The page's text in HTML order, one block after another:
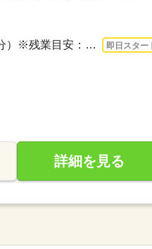
長期 即日〜 / 【日勤】7：00～17：00（実働8時間/休憩120分）※残業目安：0～20h/月 即日スター
詳細を見る